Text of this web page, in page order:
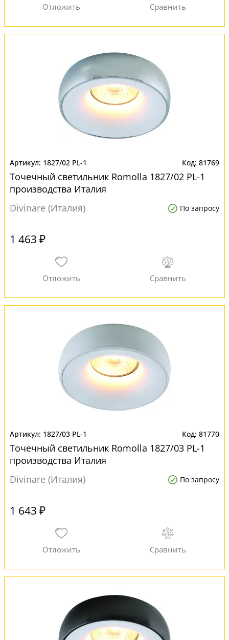
1827/02 PL-1 81769
Точечный светильник Romolla 1827/02 PL-1
производства Италия
Divinare (Италия)
По запросу
1 463 ₽
1827/03 PL-1 81770
Точечный светильник Romolla 1827/03 PL-1
производства Италия
Divinare (Италия)
По запросу
1 643 ₽